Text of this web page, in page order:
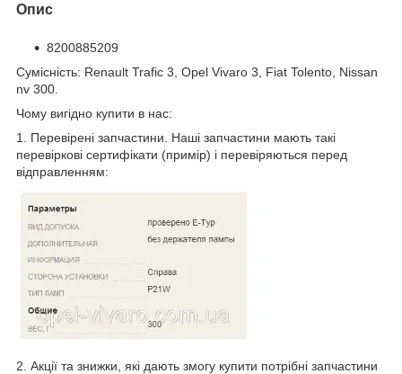
Опис
8200885209
Сумісність: Renault Trafic 3, Opel Vivaro 3, Fiat Tolento, Nissan
nv 300.
Чому вигідно купити в нас:
1. Перевірені запчастини. Наші запчастини мають такі
перевіркові сертифікати (примір) і перевіряються перед
відправленням:
2. Акції та знижки, які дають змогу купити потрібні запчастини